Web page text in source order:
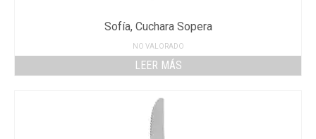
Sofía, Cuchara Sopera
NO VALORADO
LEER MÁS